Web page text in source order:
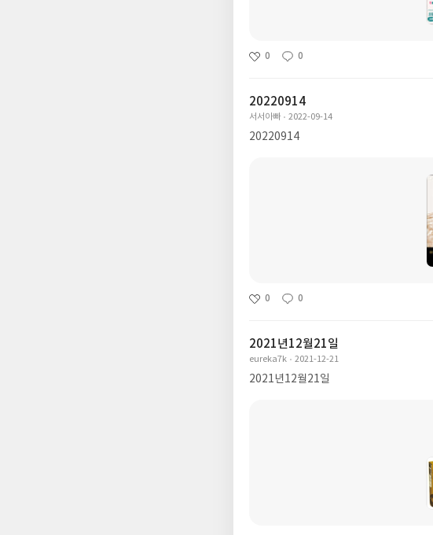
0 0
20220914
서서아빠 2022-09-14
20220914
0 0
2021년12월21일
eureka7k 2021-12-21
2021년12월21일